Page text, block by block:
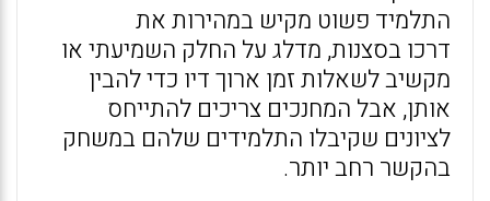
התלמיד פשוט מקיש במהירות את
דרכו בסצנות, מדלג על החלק השמיעתי או
מקשיב לשאלות זמן ארוך דיו כדי להבין
אותן, אבל המחנכים צריכים להתייחס
לציונים שקיבלו התלמידים שלהם במשחק
בהקשר רחב יותר.